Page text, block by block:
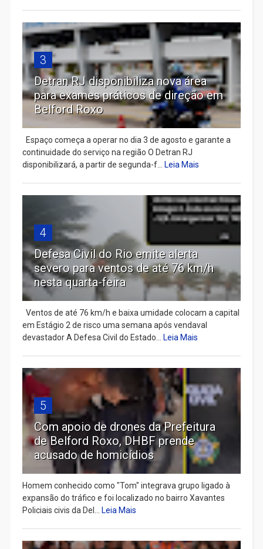
3
Detran RJ disponibiliza nova área
para exames práticos de direção em
Belford Roxo
Espaço começa a operar no dia 3 de agosto e garante a
continuidade do serviço na região O Detran RJ
disponibilizará, a partir de segunda-f... Leia Mais
4
Defesa Civil do Rio emite alerta
severo para ventos de até 76 km/h
nesta quarta-feira
Ventos de até 76 km/h e baixa umidade colocam a capital
em Estágio 2 de risco uma semana após vendaval
devastador A Defesa Civil do Estado... Leia Mais
5
Com apoio de drones da Prefeitura
de Belford Roxo, DHBF prende
acusado de homicídios
Homem conhecido como "Tom" integrava grupo ligado à
expansão do tráfico e foi localizado no bairro Xavantes
Policiais civis da Del... Leia Mais